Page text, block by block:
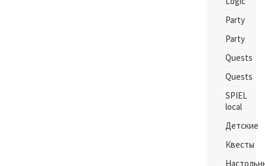
Party
Party
Quests
Quests
SPIEL
local
Детские
Квесты